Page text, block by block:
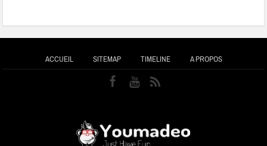
ACCUEIL SITEMAP TIMELINE A PROPOS